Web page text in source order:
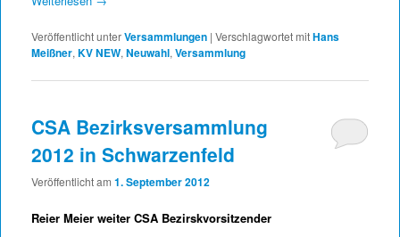
Veröffentlicht unterVersammlungen | Verschlagwortet mitHans
Meißner,KV NEW,Neuwahl,Versammlung
CSA Bezirksversammlung
2012 in Schwarzenfeld
Veröffentlicht am 1. September 2012
Reier Meier weiter CSA Bezirskvorsitzender